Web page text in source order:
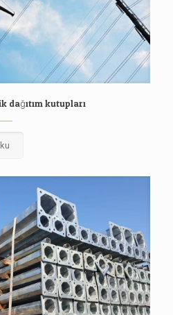
dağıtım kutupları